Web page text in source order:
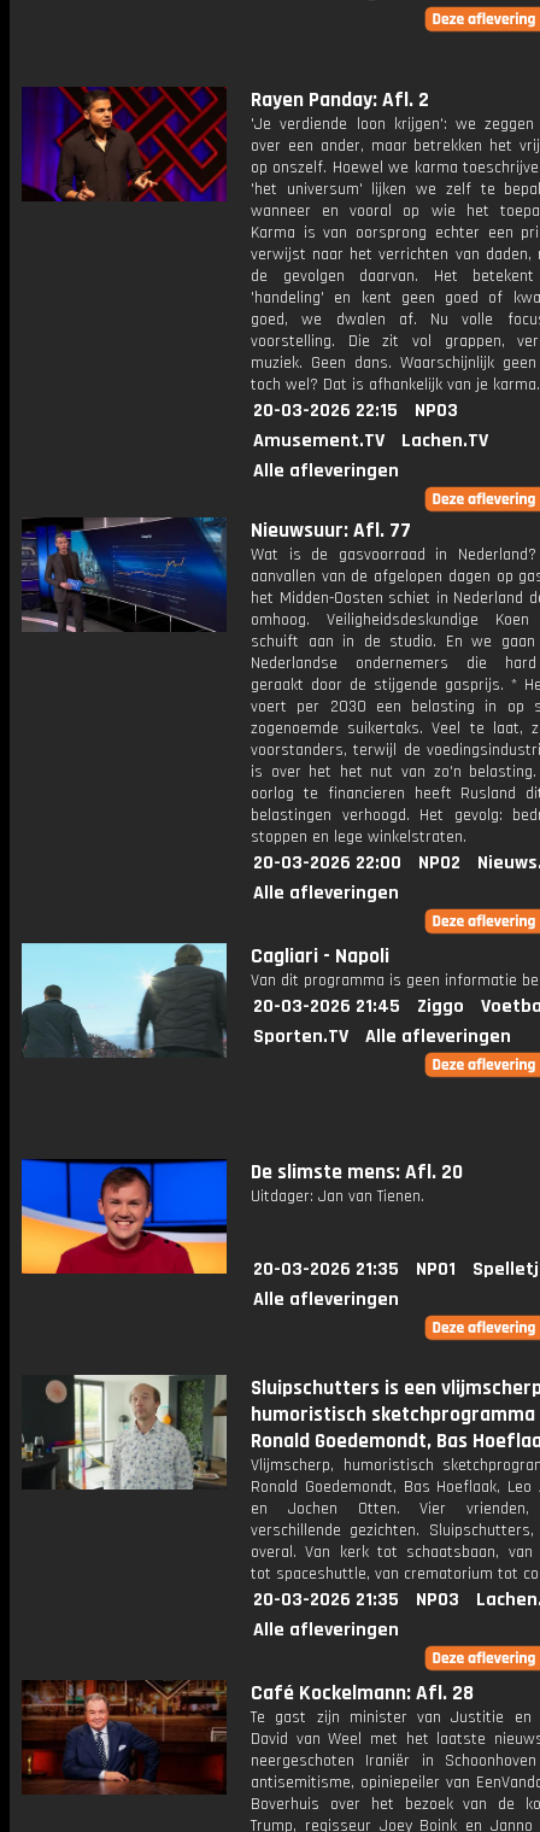
Rayen Panday: Afl. 2
'Je verdiende loon krijgen': we
over een ander, maar betrekken het
op onszelf. Hoewel we karma
'het universum' lijken we zelf te
wanneer en vooral op wie het
Karma is van oorsprong echter een
verwijst naar het verrichten van daden,
de gevolgen daarvan. Het
'handeling' en kent geen goed of
goed, we dwalen af. Nu volle
voorstelling. Die zit vol grappen,
muziek. Geen dans. Waarschijnlijk
toch wel? Dat is afhankelijk van je karma.
20-03-2026 22:15
NPO3
Amusement.TV
Lachen.TV
Alle afleveringen
Nieuwsuur: Afl. 77
Wat is de gasvoorraad in
aanvallen van de afgelopen dagen op
het Midden-Oosten schiet in Nederland
omhoog. Veiligheidsdeskundige
schuift aan in de studio. En we
Nederlandse ondernemers die
geraakt door de stijgende gasprijs. *
voert per 2030 een belasting in op
zogenoemde suikertaks. Veel te laat,
voorstanders, terwijl de
is over het het nut van zo'n
oorlog te financieren heeft Rusland
belastingen verhoogd. Het gevolg:
stoppen en lege winkelstraten.
20-03-2026 22:00 NPO2
Alle afleveringen
Cagliari - Napoli
Van dit programma is geen informatie
20-03-2026 21:45 Ziggo
Sporten.TV
Alle afleveringen
De slimste mens: Afl. 20
Uitdager: Jan van Tienen.
20-03-2026 21:35 NPO1
Alle afleveringen
Sluipschutters is een
humoristisch
Ronald Goedemondt, Bas
Vlijmscherp, humoristisch
Ronald Goedemondt, Bas Hoeflaak, Leo
en Jochen Otten. Vier vrienden,
verschillende gezichten.
overal. Van kerk tot schaatsbaan, van
tot spaceshuttle, van crematorium tot
20-03-2026 21:35 NPO3
Alle afleveringen
Café Kockelmann: Afl. 28
Te gast zijn minister van Justitie en
David van Weel met het laatste
neergeschoten Iraniër in
antisemitisme, opiniepeiler van
Boverhuis over het bezoek van de
Trump, regisseur Joey Boink en Janno